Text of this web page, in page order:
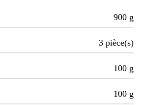
900 g
3 pièce(s)
100 g
100 g